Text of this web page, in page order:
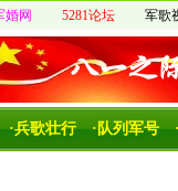
婚网 5281论坛 军歌
·兵歌壮行 ·队列军号